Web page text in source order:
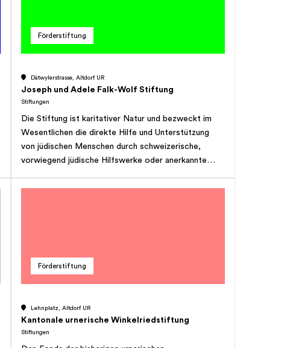
Förderstiftung
Dätwylerstrasse, Altdorf UR
Joseph und Adele Falk-Wolf Stiftung
Stiftungen
Die Stiftung ist karitativer Natur und bezweckt im
Wesentlichen die direkte Hilfe und Unterstützung
von jüdischen Menschen durch schweizerische,
vorwiegend jüdische Hilfswerke oder anerkannte
Zuwendungen insbesondere für folgende Zwecke
werden kann. c) Unterstützung von jüdischen
Langzeitpatienten. d) Unterstützung von israelischen
Kriegsverletzten. e) Nicht jüdische Menschen,
eingesetzt haben und dadurch in Not geraten sind.
Die Zuwendung erfolgt immer in Form einer
Förderstiftung
Lehnplatz, Altdorf UR
Kantonale urnerische Winkelriedstiftung
Stiftungen